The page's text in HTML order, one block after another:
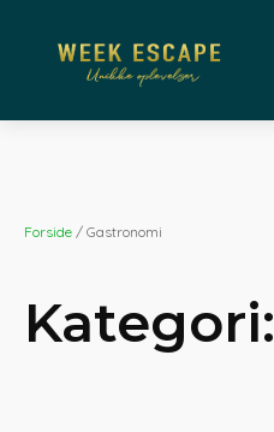
Forside / Gastronomi
Kategori: